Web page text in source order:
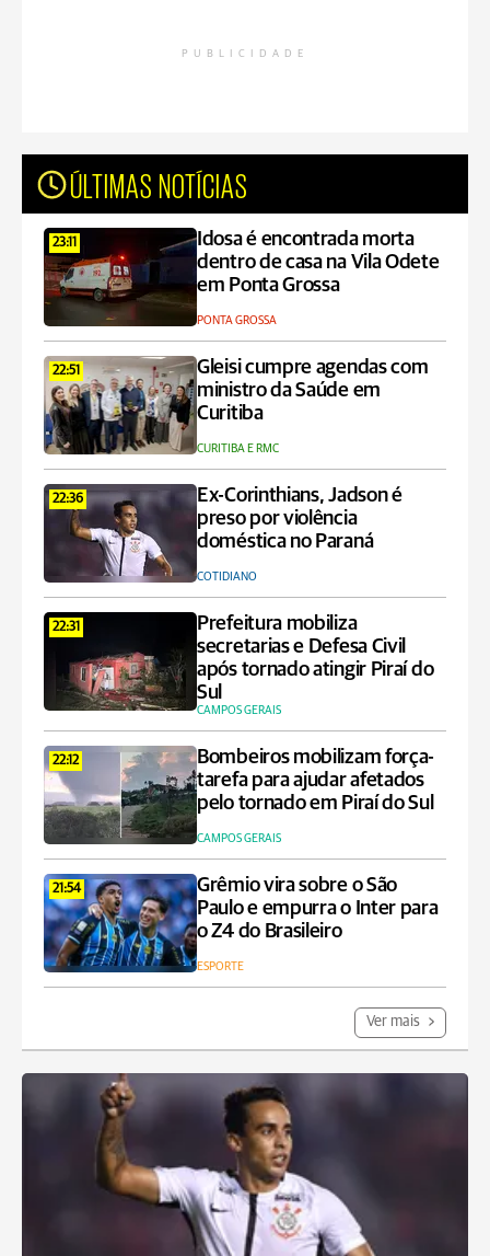
PUBLICIDADE
ÚLTIMAS NOTÍCIAS
23:11
Idosa é encontrada morta
dentro de casa na Vila Odete
em Ponta Grossa
PONTA GROSSA
22:51
Gleisi cumpre agendas com
ministro da Saúde em
Curitiba
CURITIBA E RMC
22:36
Ex-Corinthians, Jadson é
preso por violência
doméstica no Paraná
COTIDIANO
22:31
Prefeitura mobiliza
secretarias e Defesa Civil
após tornado atingir Piraí do
Sul
CAMPOS GERAIS
22:12
Bombeiros mobilizam força-
tarefa para ajudar afetados
pelo tornado em Piraí do Sul
CAMPOS GERAIS
21:54
Grêmio vira sobre o São
Paulo e empurra o Inter para
o Z4 do Brasileiro
ESPORTE
Ver mais